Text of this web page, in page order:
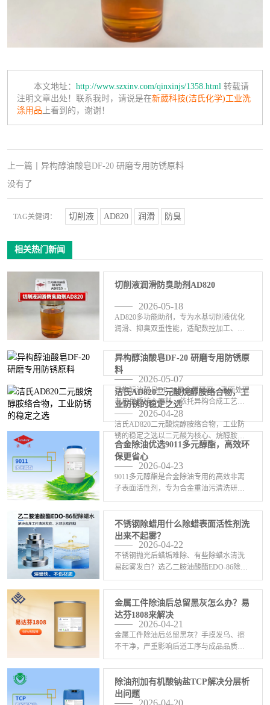
本文地址： http://www.szxinv.com/qinxinjs/1358.html 转载请
注明文章出处！联系我时，请说是在新葳科技(洁氏化学)工业洗
涤用品 上看到的，谢谢！
上一篇
异构醇油酸皂DF-20 研磨专用防锈原料
没有了
TAG关健词： 切削液 AD820 润滑 防臭
相关热门新闻
切削液润滑防臭助剂AD820
2026-05-18
AD820多功能助剂，专为水基切削液优化
润滑、抑臭双重性能，适配数控加工、磨
削、车铣等各类金属加工场景。添加后可
显著提升切削液极压润滑效果，有效降低
刀具与工件摩擦损耗，减少加工毛刺，提
升工件表面光洁度 <-查看详情>
异构醇油酸皂DF-20 研磨专用防锈原
料
2026-05-07
异构醇油酸皂DF-20是金属研磨、表面处理
专用优质核心原料，依托异构合成工艺打
造，皂化值高综合性能远超传统油酸皂。
兼具强效润滑、长效防锈、除蜡除油多重
性能，渗透乳化力出众，可以快速分解研
磨残留蜡质、 <-查看详情>
洁氏AD820二元酸烷醇胺络合物，工
业防锈的稳定之选
2026-04-28
洁氏AD820二元酸烷醇胺络合物，工业防
锈的稳定之选以二元酸为核心、烷醇胺为
增效剂的环保络合体系，突破传统防锈剂
局限：✅ 黑色金属长效防锈，防护持久稳
定✅ 耐硬水能力优异，适配复杂工况水质
✅ 低泡无残 <-查看详情>
合金除油优选9011多元醇酯，高效环
保更省心
2026-04-23
9011多元醇酯是合金除油专用的高效非离
子表面活性剂，专为合金重油污清洗研
发。具备强渗透、优乳化、稳分散三大核
心能力，快速穿透油膜，强力瓦解拉伸
油、冲压油、防锈油等顽固油污，乳化后
油污稳定悬浮，杜绝二 <-查看详情>
不锈钢除蜡用什么除蜡表面活性剂洗
出来不起雾？
2026-04-22
不锈钢抛光后蜡垢难除、有些除蜡水清洗
易起雾发白？选乙二胺油酸酯EDO-86除蜡
表面活性剂，清洗后光亮不起雾。非离子
表面活性剂，强力溶蜡、快速渗透，深层
剥离蜡渍与油垢，无残留、不发黑。自带
防锈缓蚀，保护 <-查看详情>
金属工件除油后总留黑灰怎么办？易
达芬1808来解决
2026-04-21
金属工件除油后总留黑灰？手摸发乌、擦
不干净，严重影响后道工序与成品品质！
核心难题：油污氧化、金属微屑、碳粉残
留，常规除油粉难以彻底剥离。 添加易达
芬1808，一键解决黑灰困扰。在碱性体系
中强效发挥氧化 <-查看详情>
除油剂加有机酸钠盐TCP解决分层析
出问题